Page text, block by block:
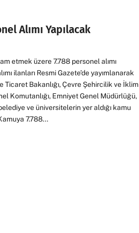
Alımı Yapılacak
etmek üzere 7.788 personel alımı
ilanları Resmi Gazete’de yayımlanarak
Bakanlığı, Çevre Şehircilik ve İklim
Komutanlığı, Emniyet Genel Müdürlüğü,
ve üniversitelerin yer aldığı kamu
7.788...